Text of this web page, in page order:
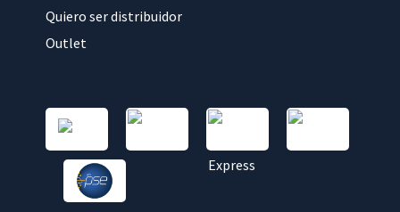
Quiero ser distribuidor
Outlet